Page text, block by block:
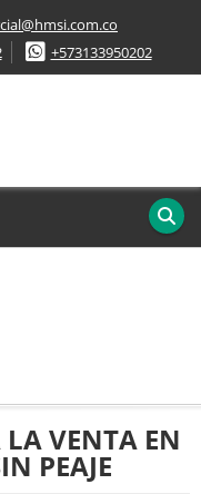
+573133950202
VENTA EN
PEAJE